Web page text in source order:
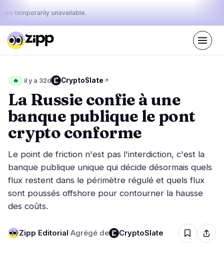
temporarily unavailable.
Le pouls
d'aujourd'hui
bullish
Actualités 40
Histoires en vedette 0
Classements
Marchés
ETF 3
Macro 5
🔥 il y a 32d CryptoSlate
La Russie confie à une
banque publique le pont
crypto conforme
Le point de friction n'est pas l'interdiction, c'est la
banque publique unique qui décide désormais quels
flux restent dans le périmètre régulé et quels flux
sont poussés offshore pour contourner la hausse
des coûts.
Zipp Editorial·Agrégé de CryptoSlate